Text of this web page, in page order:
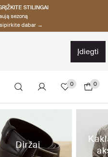
STILINGAI
sezoną
dabar →
įdiegti
0 0
Diržai